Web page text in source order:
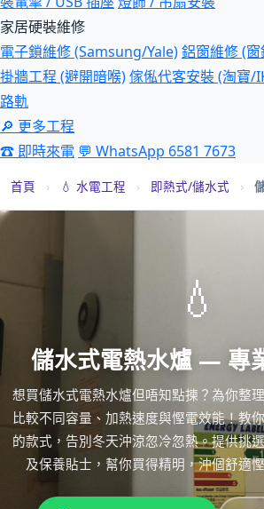
家居硬裝維修
電子鎖維修 (Samsung/Yale)鋁窗維修 (
掛牆工程 (避開暗喉)傢俬代客安裝 (淘寶/
路軌
🔎 更多工程
☎ 即時來電 💬 WhatsApp 6581 7673
首頁 › 💧 水電工程 › 即熱式/儲水式 ›
💧
儲水式電熱水爐 — 專
想買儲水式電熱水爐但唔知點揀？為你整
比較不同容量、加熱速度與慳電效能！教
的款式，告別冬天沖涼忽冷忽熱。提供挑
及保養貼士，幫你買得精明，沖個舒適